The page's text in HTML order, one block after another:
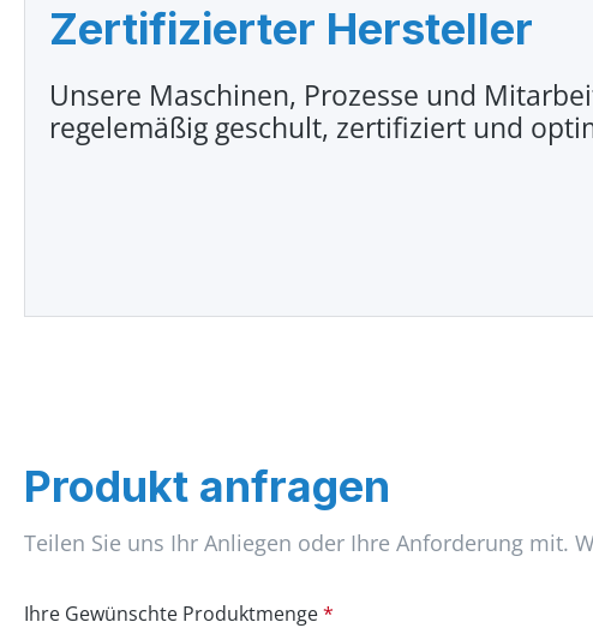
Zertifizierter Hersteller
Unsere Maschinen, Prozesse und
regelemäßig geschult, zertifiziert und
Produkt anfragen
Teilen Sie uns Ihr Anliegen oder Ihre Anforderung mit.
Ihre Gewünschte Produktmenge*